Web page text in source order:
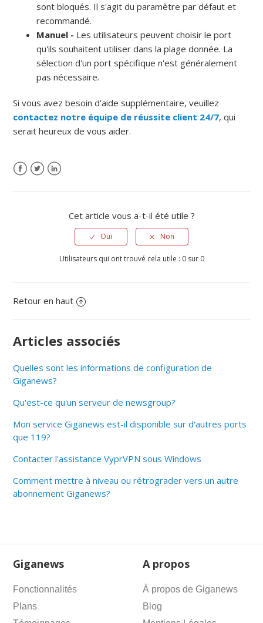
sont bloqués. Il s'agit du paramètre par défaut et
recommandé.
Manuel - Les utilisateurs peuvent choisir le port
qu'ils souhaitent utiliser dans la plage donnée. La
sélection d'un port spécifique n'est généralement
pas nécessaire.
Si vous avez besoin d'aide supplémentaire, veuillez
contactez notre équipe de réussite client 24/7, qui
serait heureux de vous aider.
Cet article vous a-t-il été utile ?
Oui Non
Utilisateurs qui ont trouvé cela utile : 0 sur 0
Retour en haut
Articles associés
Quelles sont les informations de configuration de
Giganews?
Qu'est-ce qu'un serveur de newsgroup?
Mon service Giganews est-il disponible sur d'autres ports
que 119?
Contacter l'assistance VyprVPN sous Windows
Comment mettre à niveau ou rétrograder vers un autre
abonnement Giganews?
Giganews
Fonctionnalités
Plans
A propos
À propos de Giganews
Blog